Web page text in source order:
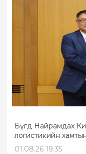
Бүгд Найрамдах
логистикийн
01.08.26 19:35